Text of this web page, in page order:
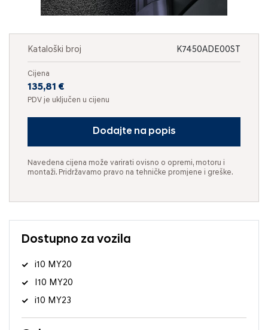
Kataloški broj K7450ADE00ST
Cijena
135,81 €
PDV je uključen u cijenu
Dodajte na popis
Navedena cijena može varirati ovisno o opremi, motoru i
montaži. Pridržavamo pravo na tehničke promjene i greške.
Dostupno za vozila
i10 MY20
I10 MY20
i10 MY23